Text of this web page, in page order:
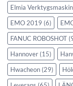
Elmia
EMO 2019 (6)
FANUC ROBOSHOT
Hannover (15)
Hwacheon (29)